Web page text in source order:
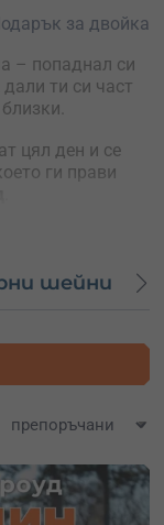
– попаднал си
ти си част
цял ден и се
ги прави
за прясно
за двойка
шейни